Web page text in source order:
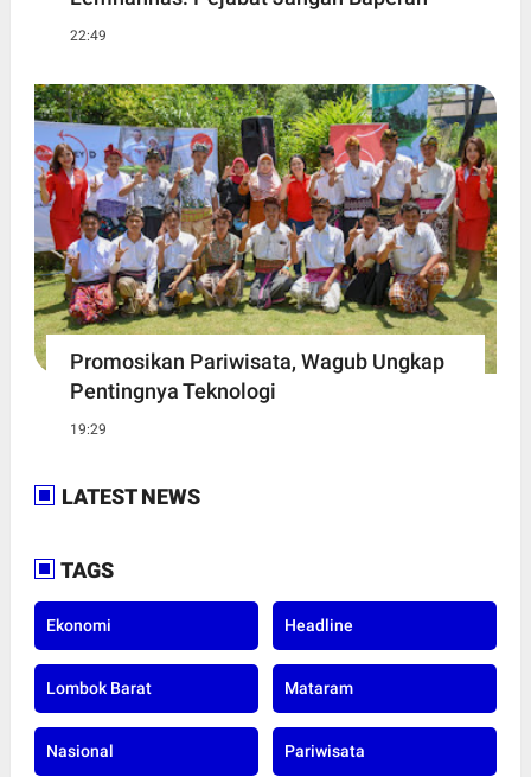
22:49
Promosikan Pariwisata, Wagub Ungkap
Pentingnya Teknologi
19:29
LATEST NEWS
TAGS
Ekonomi Headline
Lombok Barat Mataram
Nasional Pariwisata